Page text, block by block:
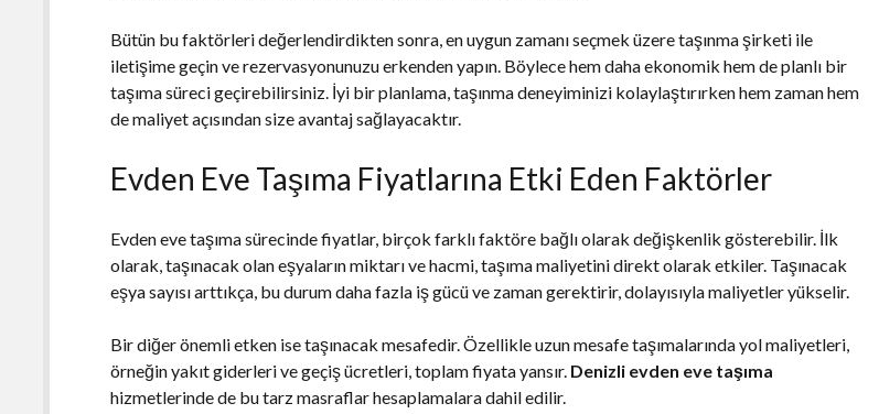
Bütün bu faktörleri değerlendirdikten sonra, en uygun zamanı seçmek üzere taşınma şirketi ile
iletişime geçin ve rezervasyonunuzu erkenden yapın. Böylece hem daha ekonomik hem de planlı bir
taşıma süreci geçirebilirsiniz. İyi bir planlama, taşınma deneyiminizi kolaylaştırırken hem zaman hem
de maliyet açısından size avantaj sağlayacaktır.
Evden Eve Taşıma Fiyatlarına Etki Eden Faktörler
Evden eve taşıma sürecinde fiyatlar, birçok farklı faktöre bağlı olarak değişkenlik gösterebilir. İlk
olarak, taşınacak olan eşyaların miktarı ve hacmi, taşıma maliyetini direkt olarak etkiler. Taşınacak
eşya sayısı arttıkça, bu durum daha fazla iş gücü ve zaman gerektirir, dolayısıyla maliyetler yükselir.
Bir diğer önemli etken ise taşınacak mesafedir. Özellikle uzun mesafe taşımalarında yol maliyetleri,
örneğin yakıt giderleri ve geçiş ücretleri, toplam fiyata yansır. Denizli evden eve taşıma
hizmetlerinde de bu tarz masraflar hesaplamalara dahil edilir.